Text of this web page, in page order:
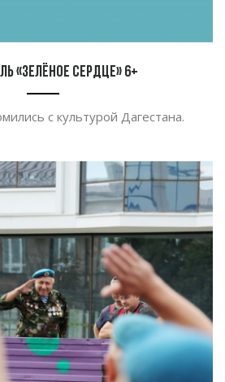
«Зелёное сердце» 6+
с культурой Дагестана.